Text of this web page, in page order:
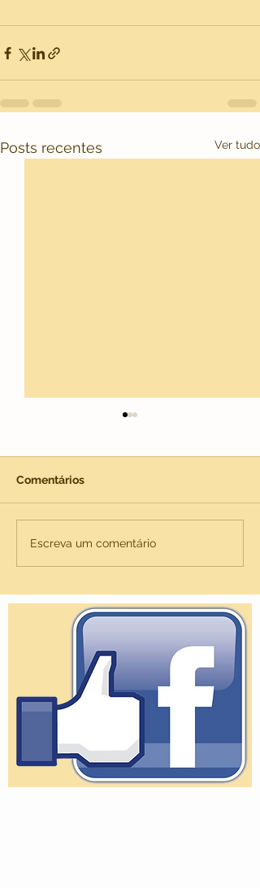
Posts recentes Ver tudo
Keara
Comentários
Escreva um comentário